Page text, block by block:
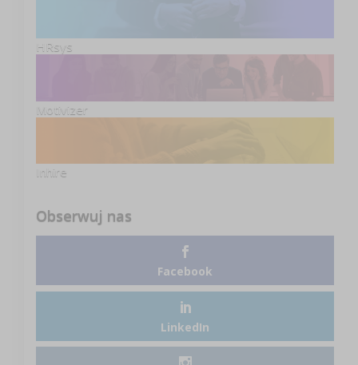
HRsys
Motivizer
Inhire
Obserwuj nas
Facebook
LinkedIn